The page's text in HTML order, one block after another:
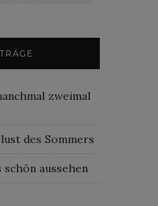
zweimal
des Sommers
aussehen